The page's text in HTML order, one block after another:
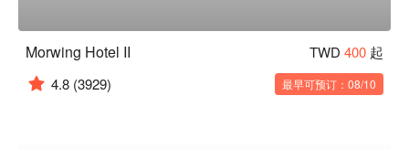
Morwing Hotel II TWD 400 起
4.8 (3929) 最早可预订：08/10